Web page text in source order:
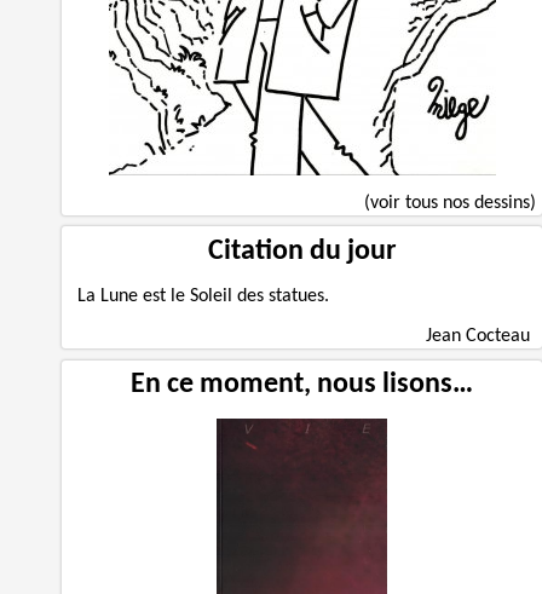
(voir tous nos dessins)
Citation du jour
La Lune est le Soleil des statues.
Jean Cocteau
En ce moment, nous lisons…